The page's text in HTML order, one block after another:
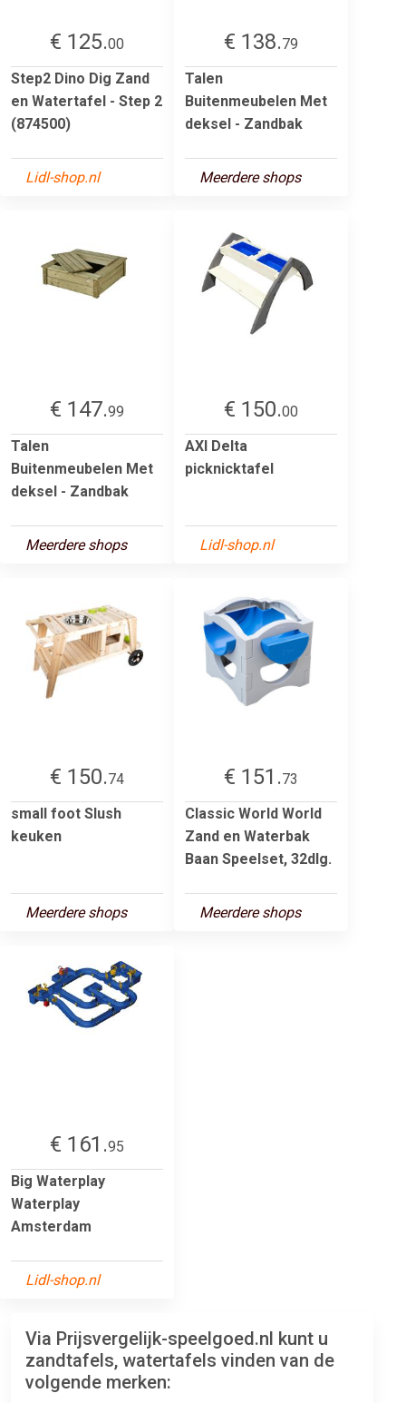
€ 125.00
Step2 Dino Dig Zand
en Watertafel - Step 2
(874500)
Lidl-shop.nl
€ 138.79
Talen
Buitenmeubelen Met
deksel - Zandbak
Meerdere shops
€ 147.99
Talen
Buitenmeubelen Met
deksel - Zandbak
Meerdere shops
€ 150.00
AXI Delta
picknicktafel
Lidl-shop.nl
€ 150.74
small foot Slush
keuken
Meerdere shops
€ 151.73
Classic World World
Zand en Waterbak
Baan Speelset, 32dlg.
Meerdere shops
€ 161.95
Big Waterplay
Waterplay
Amsterdam
Lidl-shop.nl
Via Prijsvergelijk-speelgoed.nl kunt u
zandtafels, watertafels vinden van de
volgende merken: